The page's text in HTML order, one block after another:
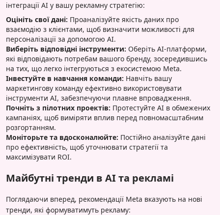
інтеграції AI у вашу рекламну стратегію:
Оцініть свої дані: Проаналізуйте якість даних про
взаємодію з клієнтами, щоб визначити можливості для
персоналізації за допомогою AI.
Виберіть відповідні інструменти: Оберіть AI-платформи,
які відповідають потребам вашого бренду, зосередившись
на тих, що легко інтегруються з екосистемою Meta.
Інвестуйте в навчання команди: Навчіть вашу
маркетингову команду ефективно використовувати
інструменти AI, забезпечуючи плавне впровадження.
Почніть з пілотних проектів: Протестуйте AI в обмежених
кампаніях, щоб виміряти вплив перед повномасштабним
розгортанням.
Моніторьте та вдосконалюйте: Постійно аналізуйте дані
про ефективність, щоб уточнювати стратегії та
максимізувати ROI.
Майбутні тренди в AI та рекламі
Поглядаючи вперед, рекомендації Meta вказують на нові
тренди, які формуватимуть рекламу: